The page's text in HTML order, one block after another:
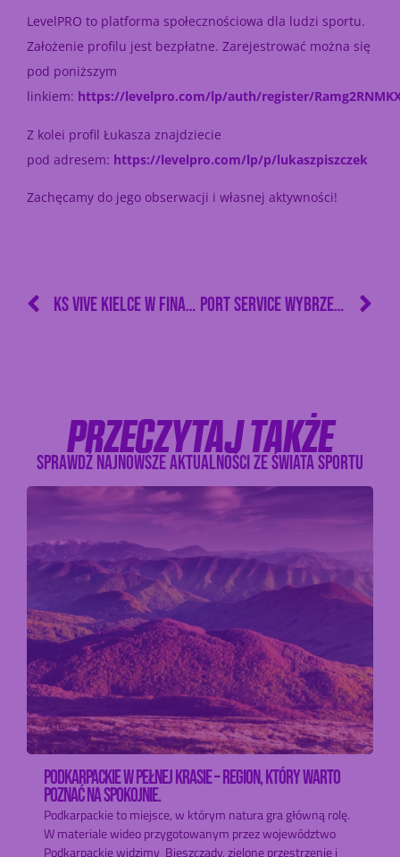
LevelPRO to platforma społecznościowa dla ludzi sportu.
Założenie profilu jest bezpłatne. Zarejestrować można się
pod poniższym
linkiem: https://levelpro.com/lp/auth/register/
Z kolei profil Łukasza znajdziecie
pod adresem: https://levelpro.com/lp/p/lukaszpiszczek
Zachęcamy do jego obserwacji i własnej aktywności!
KS VIVE KIELCE W FINALE MISTRZOSTW POLSKI JUNIORÓW W PIŁCE RĘCZNEJ! PORT SERVICE WYBRZEŻE GDAŃSK MISTRZEM POLSKI JUNIORÓW!
PRZECZYTAJ TAKŻE
SPRAWDŹ NAJNOWSZE AKTUALNOŚCI ZE ŚWIATA SPORTU
PODKARPACKIE W PEŁNEJ KRASIE – REGION, KTÓRY WARTO
POZNAĆ NA SPOKOJNIE.
Podkarpackie to miejsce, w którym natura gra główną rolę.
W materiale wideo przygotowanym przez województwo
Podkarpackie widzimy Bieszczady, zielone przestrzenie i